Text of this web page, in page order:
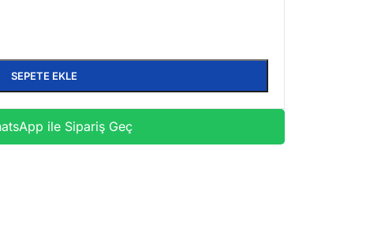
SEPETE EKLE
ile Sipariş Geç